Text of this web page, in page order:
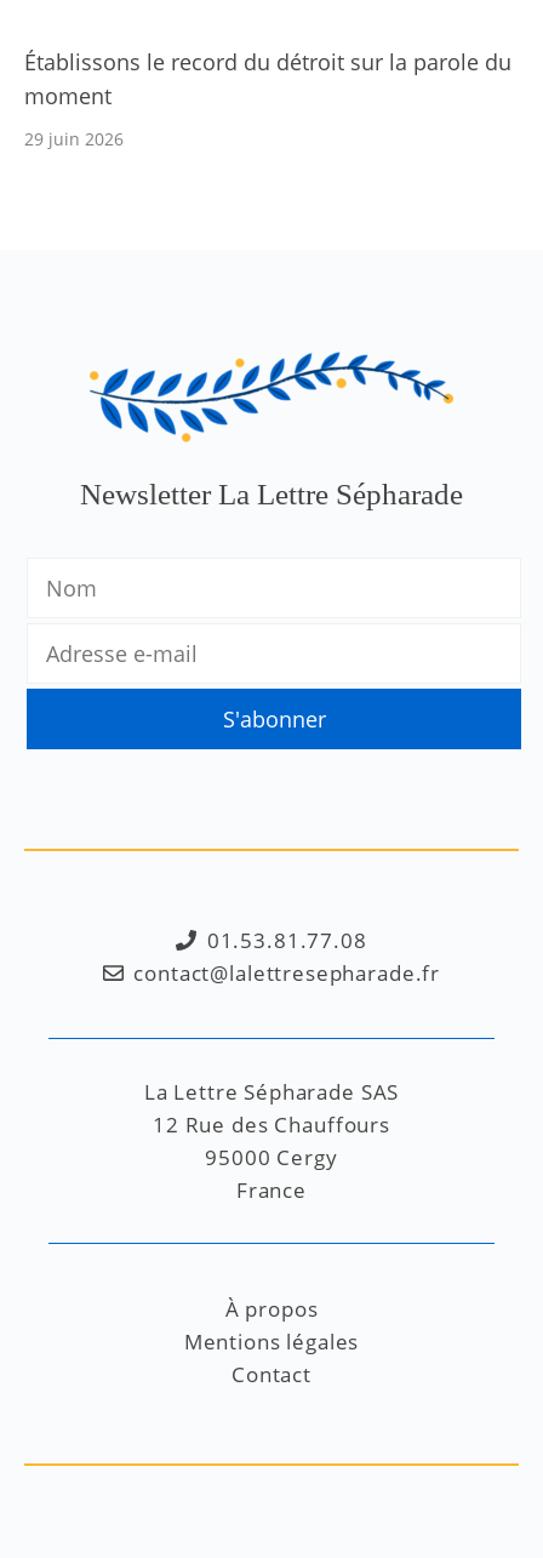
Établissons le record du détroit sur la parole du
moment
29 juin 2026
Newsletter La Lettre Sépharade
01.53.81.77.08
contact@lalettresepharade.fr
La Lettre Sépharade SAS
12 Rue des Chauffours
95000 Cergy
France
À propos
Mentions légales
Contact